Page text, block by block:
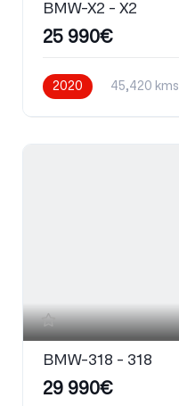
BMW-X2 - X2
25 990€
2020 45,420 kms
BMW-318 - 318
29 990€